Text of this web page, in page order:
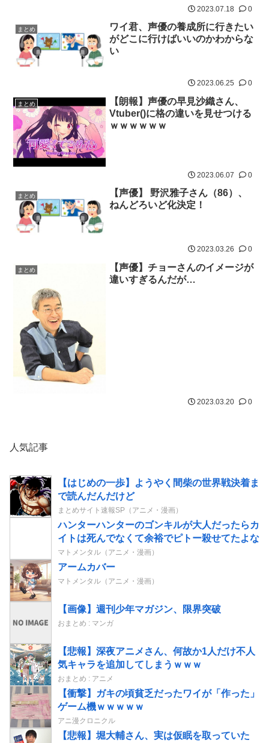
2023.07.18 0
まとめ
ワイ君、声優の養成所に行きたい
がどこに行けばいいのかわからな
い
2023.06.25 0
まとめ
【朗報】声優の早見沙織さん、
Vtuber()に格の違いを見せつける
ｗｗｗｗｗｗ
2023.06.07 0
まとめ
【声優】 野沢雅子さん（86）、
ねんどろいど化決定！
2023.03.26 0
まとめ
【声優】チョーさんのイメージが
違いすぎるんだが…
2023.03.20 0
人気記事
【はじめの一歩】ようやく間柴の世界戦決着ま
で読んだんだけど
まとめサイト速報SP（アニメ・漫画）
ハンターハンターのゴンキルが大人だったらカ
イトは死んでなくて余裕でピトー殺せてたよな
マトメンタル（アニメ・漫画）
アームカバー
マトメンタル（アニメ・漫画）
【画像】週刊少年マガジン、限界突破
おまとめ : マンガ
【悲報】深夜アニメさん、何故か1人だけ不人
気キャラを追加してしまうｗｗｗ
おまとめ : アニメ
【衝撃】ガキの頃貧乏だったワイが「作った」
ゲーム機ｗｗｗｗｗ
アニ漫クロニクル
【悲報】堀大輔さん、実は仮眠を取っていた